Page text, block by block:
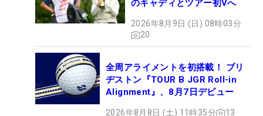
のキャディとツアー初Vへ
2026年8月9日 (日) 08時03分
20
全周アライメントを初搭載！ ブリ
ヂストン『TOUR B JGR Roll-in
Alignment』、8月7日デビュー
2026年8月8日 (土) 11時35分 13